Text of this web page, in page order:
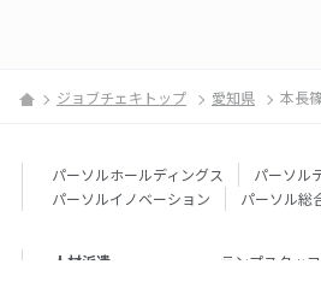
ジョブチェキトップ 愛知県 本長
パーソルホールディングス パーソル
パーソルイノベーション
パーソル総
人材派遣 テンプスタッフ